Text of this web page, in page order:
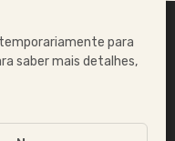
para
saber mais detalhes,